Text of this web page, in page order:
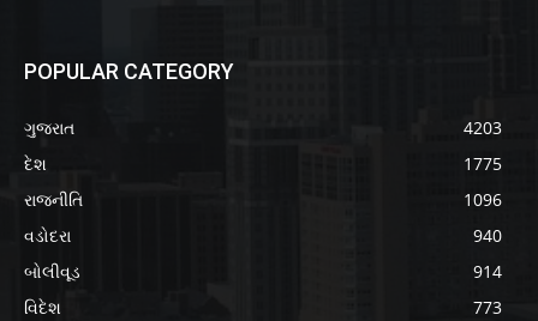
POPULAR CATEGORY
ગુજરાત
4203
દેશ
1775
રાજનીતિ
1096
વડોદરા
940
બોલીવૂડ
914
વિદેશ
773